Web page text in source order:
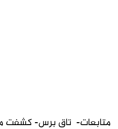
متابعات- تاق برس- كشفت